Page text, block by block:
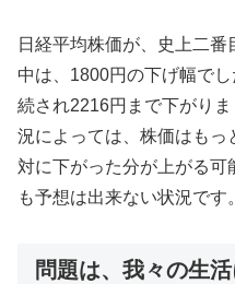
日経平均株価が、史上二
中は、1800円の下げ幅で
続され2216円まで下がり
況によっては、株価はもっ
対に下がった分が上がる可
も予想は出来ない状況です。
問題は、我々の生